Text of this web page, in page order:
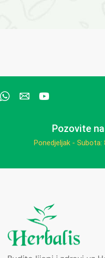
Pozovite
Ponedjeljak - Subota: